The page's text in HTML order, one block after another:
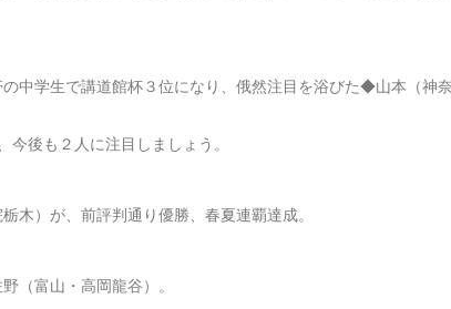
中学生で講道館杯３位になり、俄然注目を浴びた◆山本（神
今後も２人に注目しましょう。
）が、前評判通り優勝、春夏連覇達成。
（富山・高岡龍谷）。